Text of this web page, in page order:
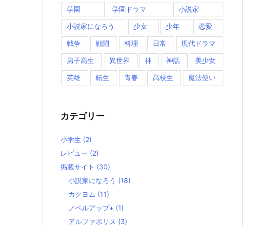
学園 学園ドラマ 小説家
小説家になろう 少女 少年 恋愛
戦争 戦闘 料理 日常 現代ドラマ
男子高生 異世界 神 神話 美少女
英雄 転生 青春 高校生 魔法使い
カテゴリー
小学生 (2)
レビュー (2)
掲載サイト (30)
小説家になろう (18)
カクヨム (11)
ノベルアップ+ (1)
アルファポリス (3)